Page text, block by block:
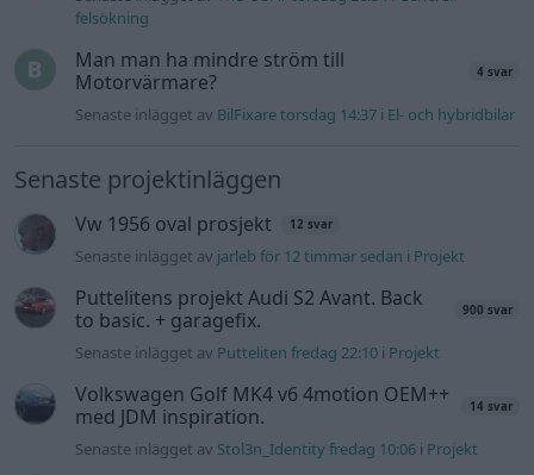
felsökning
Man man ha mindre ström till
Motorvärmare?
4 svar
Senaste inlägget av BilFixare torsdag 14:37 i El- och hybridbilar
Senaste projektinläggen
Vw 1956 oval prosjekt 12 svar
Senaste inlägget av jarleb för 12 timmar sedan i Projekt
Puttelitens projekt Audi S2 Avant. Back
to basic. + garagefix.
900 svar
Senaste inlägget av Putteliten fredag 22:10 i Projekt
Volkswagen Golf MK4 v6 4motion OEM++
med JDM inspiration.
14 svar
Senaste inlägget av Stol3n_Identity fredag 10:06 i Projekt